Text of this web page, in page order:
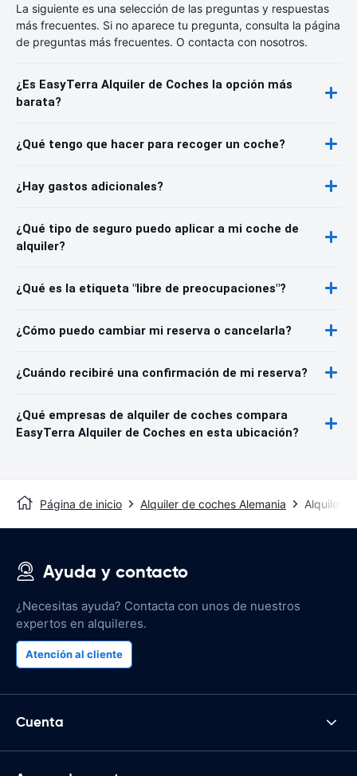
La siguiente es una selección de las preguntas y respuestas
más frecuentes. Si no aparece tu pregunta, consulta la página
de preguntas más frecuentes. O contacta con nosotros.
¿Es EasyTerra Alquiler de Coches la opción más
barata?
¿Qué tengo que hacer para recoger un coche?
¿Hay gastos adicionales?
¿Qué tipo de seguro puedo aplicar a mi coche de
alquiler?
¿Qué es la etiqueta "libre de preocupaciones"?
¿Cómo puedo cambiar mi reserva o cancelarla?
¿Cuándo recibiré una confirmación de mi reserva?
¿Qué empresas de alquiler de coches compara
EasyTerra Alquiler de Coches en esta ubicación?
Página de inicio Alquiler de coches Alemania Alquiler
Ayuda y contacto
¿Necesitas ayuda? Contacta con unos de nuestros
expertos en alquileres.
Atención al cliente
Cuenta